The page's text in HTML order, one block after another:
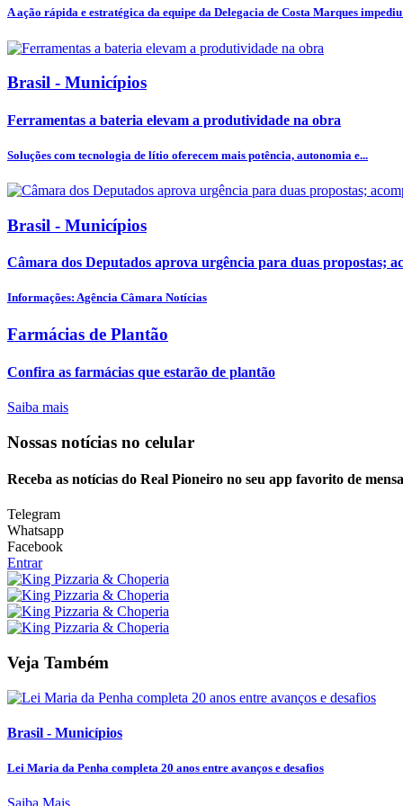
A ação rápida e estratégica da equipe da Delegacia de Costa Marques impediu
Brasil - Municípios
Ferramentas a bateria elevam a produtividade na obra
Soluções com tecnologia de lítio oferecem mais potência, autonomia e...
Brasil - Municípios
Câmara dos Deputados aprova urgência para duas propostas;
Informações: Agência Câmara Notícias
Farmácias de Plantão
Confira as farmácias que estarão de plantão
Saiba mais
Nossas notícias no celular
Receba as notícias do Real Pioneiro no seu app favorito de
Telegram
Whatsapp
Facebook
Entrar
Veja Também
Brasil - Municípios
Lei Maria da Penha completa 20 anos entre avanços e desafios